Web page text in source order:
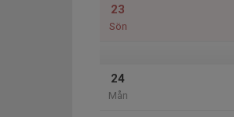
23
Sön
24
Mån